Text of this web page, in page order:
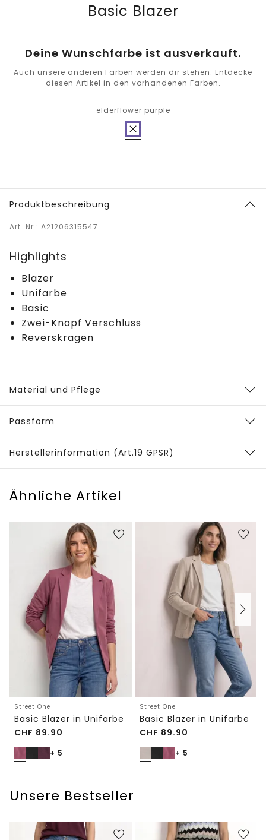
Basic Blazer
Deine Wunschfarbe ist ausverkauft.
Auch unsere anderen Farben werden dir stehen. Entdecke
diesen Artikel in den vorhandenen Farben.
elderflower purple
Produktbeschreibung
Art. Nr.: A21206315547
Highlights
Blazer
Unifarbe
Basic
Zwei-Knopf Verschluss
Reverskragen
Material und Pflege
Passform
Herstellerinformation (Art.19 GPSR)
Ähnliche Artikel
Street One
Basic Blazer in Unifarbe
CHF 89.90
+ 5
Street One
Basic Blazer in Unifarbe
CHF 89.90
+ 5
Unsere Bestseller